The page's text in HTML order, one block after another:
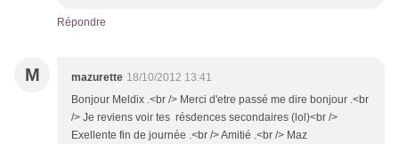
Répondre
M mazurette 18/10/2012 13:41
Bonjour Meldix .<br /> Merci d'etre passé me dire bonjour .<br
/> Je reviens voir tes résdences secondaires (lol)<br />
Exellente fin de journée .<br /> Amitié .<br /> Maz